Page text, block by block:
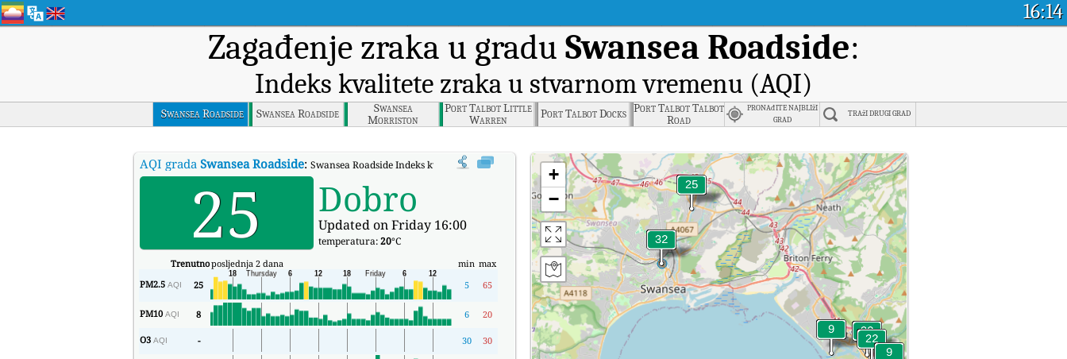
16:14
Zagađenje zraka u gradu Swansea Roadside:
Indeks kvalitete zraka u stvarnom vremenu (AQI)
Swansea Roadside Swansea Roadside
Swansea
Morriston
Roadside
Port Talbot Little
Warren
Port Talbot Docks Port Talbot Talbot
Road
PRONAđITE NAJBLIžI
GRAD
TRAžI DRUGI GRAD
AQI grada Swansea Roadside: Swansea Roadside Indeks kvalitete zraka (AQI) u stvarnom vremenu.
25 Dobro
Updated on Friday 16:00
temperatura:20°C
Trenutnoposljednja 2 dana min max
PM2.5 AQI 25 5 65
PM10 AQI 8 6 20
O3 AQI - 30 30
+
−